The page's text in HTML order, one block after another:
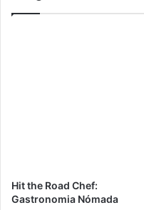
Hit the Road Chef:
Gastronomia Nómada